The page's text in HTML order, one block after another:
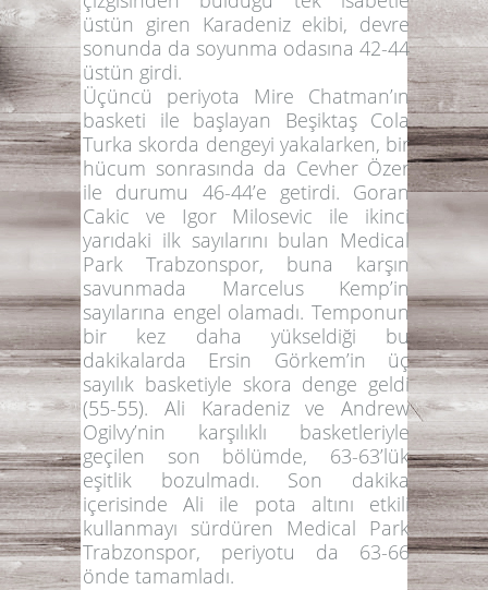
üstün giren Karadeniz ekibi, devre
sonunda da soyunma odasına 42-44
üstün girdi.
Üçüncü periyota Mire Chatman’ın
basketi ile başlayan Beşiktaş Cola
Turka skorda dengeyi yakalarken, bir
hücum sonrasında da Cevher Özer
ile durumu 46-44’e getirdi. Goran
Cakic ve Igor Milosevic ile ikinci
yarıdaki ilk sayılarını bulan Medical
Park Trabzonspor, buna karşın
savunmada Marcelus Kemp’in
sayılarına engel olamadı. Temponun
bir kez daha yükseldiği bu
dakikalarda Ersin Görkem’in üç
sayılık basketiyle skora denge geldi
(55-55). Ali Karadenizve Andrew
Ogilvy’nin karşılıklı basketleriyle
geçilen son bölümde, 63-63’lük
eşitlik bozulmadı. Son dakika
içerisindeAli ile pota altını etkili
kullanmayı sürdüren Medical Park
Trabzonspor, periyotu da 63-66
önde tamamladı.